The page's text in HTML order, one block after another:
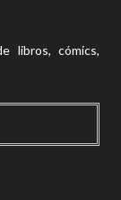
libros, cómics,